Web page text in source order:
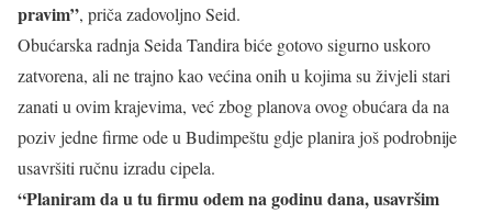
pravim”, priča zadovoljno Seid.
Obućarska radnja Seida Tandira biće gotovo sigurno uskoro
zatvorena, ali ne trajno kao većina onih u kojima su živjeli stari
zanati u ovim krajevima, već zbog planova ovog obućara da na
poziv jedne firme ode u Budimpeštu gdje planira još podrobnije
usavršiti ručnu izradu cipela.
“Planiram da u tu firmu odem na godinu dana, usavršim